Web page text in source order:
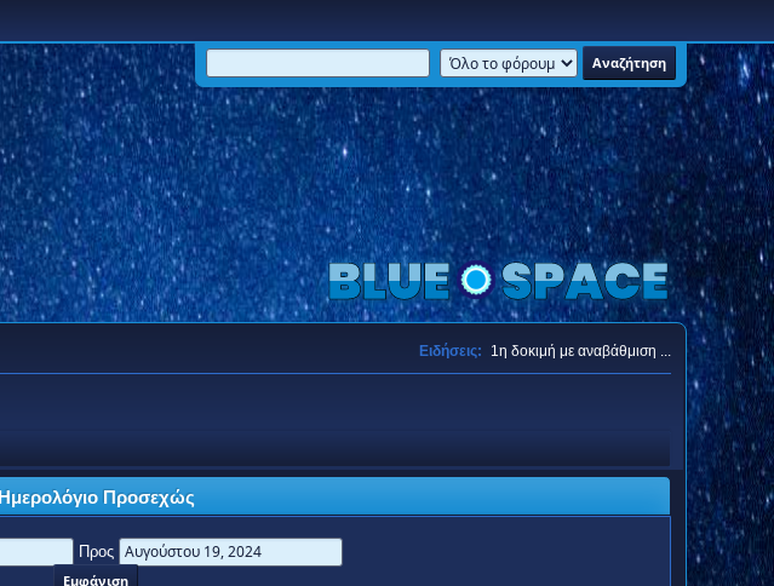
Ειδήσεις: 1η δοκιμή με αναβάθμιση ...
Ημερολόγιο Προσεχώς
Προς